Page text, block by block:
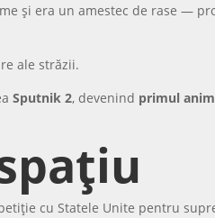
și era un amestec de rase —
ale străzii.
Sputnik 2, devenind primul
cu Statele Unite pentru